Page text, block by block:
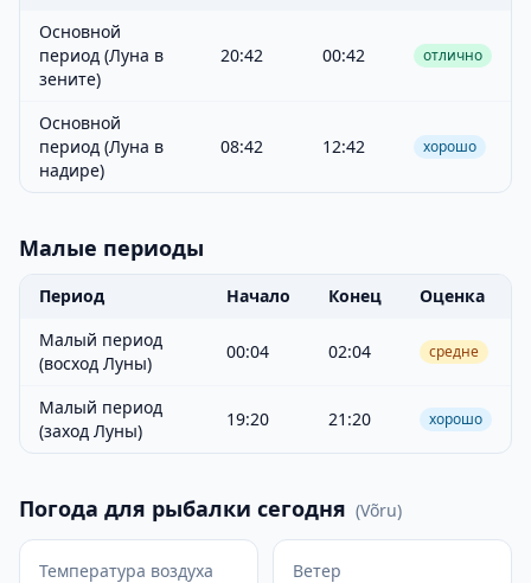
Основной
период (Луна в
зените)
20:42 00:42 отлично
Основной
период (Луна в
надире)
08:42 12:42 хорошо
Малые периоды
Период Начало Конец
Оценка
Малый период
(восход Луны)
00:04 02:04 средне
Малый период
(заход Луны)
19:20 21:20 хорошо
Погода для рыбалки сегодня (Võru)
Температура воздуха Ветер